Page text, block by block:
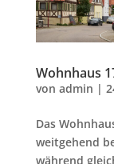
Wohnhaus
von admin |
Das
weitgehend
während